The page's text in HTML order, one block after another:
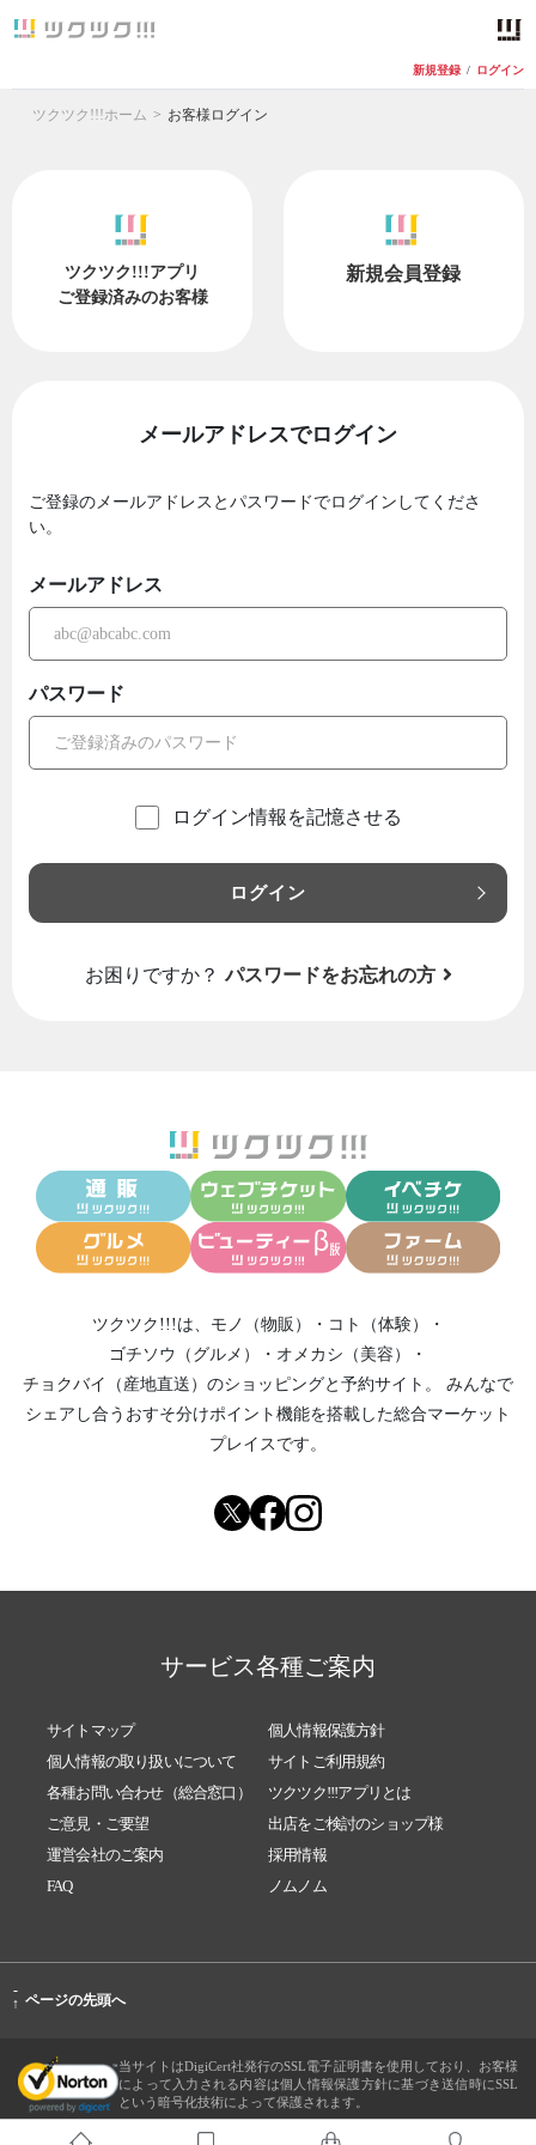
新規登録 / ログイン
ツクツク!!!ホーム お客様ログイン
ツクツク!!!アプリ
ご登録済みのお客様
新規会員登録
メールアドレスでログイン
ご登録のメールアドレスとパスワードでログインしてくださ
い。
メールアドレス
パスワード
ログイン情報を記憶させる
ログイン
お困りですか？ パスワードをお忘れの方
ツクツク!!!は、 モノ（物販） ・ コト（体験）
・
ゴチソウ（グルメ）
・ オメカシ（美容）
・
チョクバイ（産地直送） のショッピングと予約サイト。
みんなで
シェアし合う おすそ分けポイント機能を搭載した総合マーケット
プレイスです。
サービス各種ご案内
サイトマップ
個人情報保護方針
個人情報の取り扱いについて
サイトご利用規約
各種お問い合わせ（総合窓口）
ツクツク!!!アプリとは
ご意見・ご要望
出店をご検討のショップ様
運営会社のご案内
採用情報
FAQ
ノムノム
-
↑ ページの先頭へ
当サイトはDigiCert社発行のSSL電子証明書を使用しており、お客様
によって入力される内容は個人情報保護方針に基づき送信時にSSL
という暗号化技術によって保護されます。